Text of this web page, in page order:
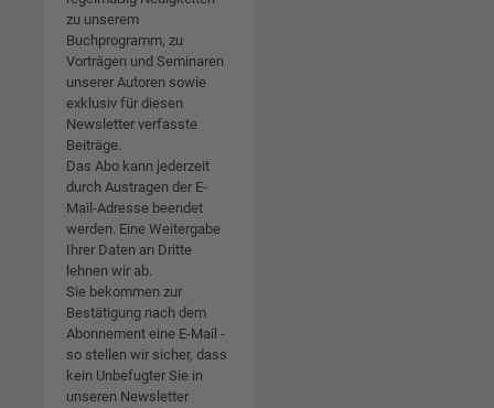
zu unserem
Buchprogramm, zu
Vorträgen und Seminaren
unserer Autoren sowie
exklusiv für diesen
Newsletter verfasste
Beiträge.
Das Abo kann jederzeit
durch Austragen der E-
Mail-Adresse beendet
werden. Eine Weitergabe
Ihrer Daten an Dritte
lehnen wir ab.
Sie bekommen zur
Bestätigung nach dem
Abonnement eine E-Mail -
so stellen wir sicher, dass
kein Unbefugter Sie in
unseren Newsletter